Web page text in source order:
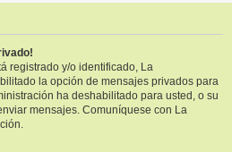
registrado y/o identificado, La
la opción de mensajes privados para
ha deshabilitado para usted, o su
mensajes. Comuníquese con La